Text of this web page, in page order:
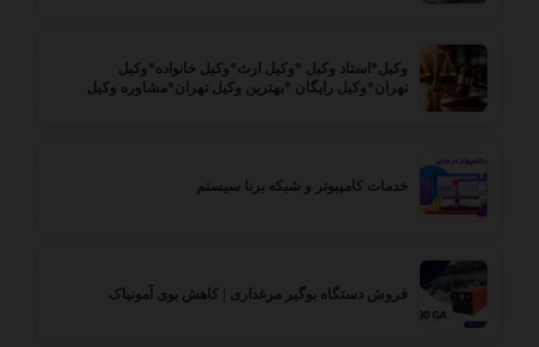
وکیل*استاد وکیل *وکیل ارث*وکیل خانواده*وکیل
تهران*وکیل رایگان *بهترین وکیل تهران*مشاوره وکیل
خدمات کامپیوتر و شبکه برنا سیستم
فروش دستگاه بوگیر مرغداری | کاهش بوی آمونیاک